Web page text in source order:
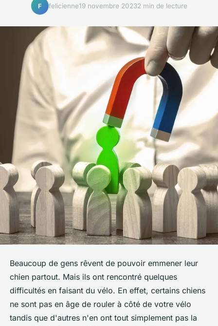
F felicienne19 novembre 20232 min de lecture
Beaucoup de gens rêvent de pouvoir emmener leur
chien partout. Mais ils ont rencontré quelques
difficultés en faisant du vélo. En effet, certains chiens
ne sont pas en âge de rouler à côté de votre vélo
tandis que d'autres n'en ont tout simplement pas la